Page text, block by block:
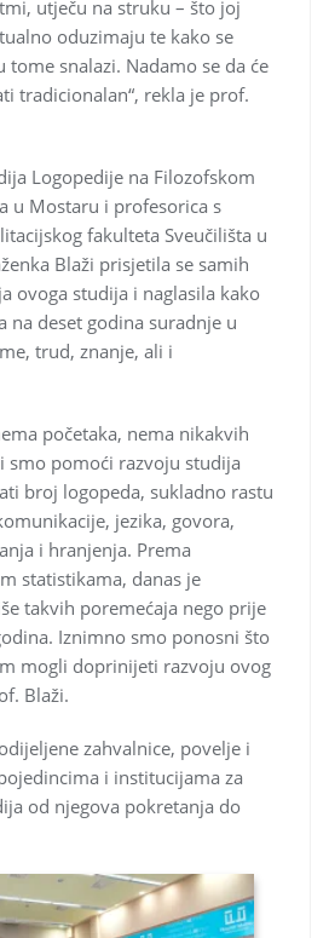
utječu na struku – što joj
oduzimaju te kako se
tome snalazi. Nadamo se da će
tradicionalan“, rekla je prof.
Logopedije na Filozofskom
u Mostaru i profesorica s
fakulteta Sveučilišta u
Blaži prisjetila se samih
ovoga studija i naglasila kako
na deset godina suradnje u
trud, znanje, ali i
početaka, nema nikakvih
smo pomoći razvoju studija
broj logopeda, sukladno rastu
jezika, govora,
i hranjenja. Prema
statistikama, danas je
takvih poremećaja nego prije
Iznimno smo ponosni što
mogli doprinijeti razvoju ovog
Blaži.
zahvalnice, povelje i
i institucijama za
od njegova pokretanja do